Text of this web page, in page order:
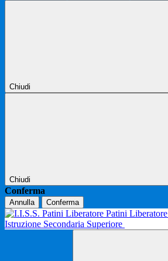
Chiudi
Chiudi
Conferma
Annulla Conferma
Patini Liberatore
Istruzione Secondaria Superiore